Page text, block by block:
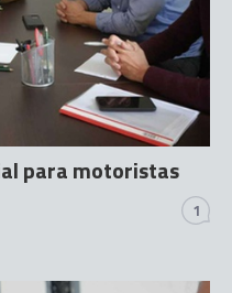
para motoristas
1